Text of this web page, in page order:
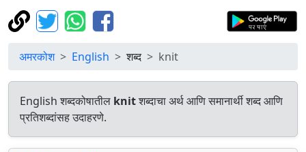
अमरकोश English शब्द knit
English शब्दकोषातील knitशब्दाचा अर्थ आणि समानार्थी शब्द आणि
प्रतिशब्दांसह उदाहरणे.